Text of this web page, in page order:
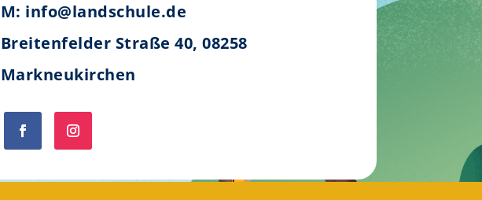
M: info@landschule.de
Breitenfelder Straße 40, 08258
Markneukirchen